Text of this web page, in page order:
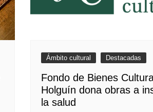
Ámbito cultural Destacadas
Fondo de Bienes
Holguín dona obras a
la salud